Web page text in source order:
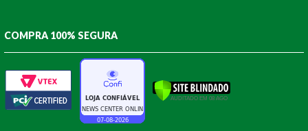
COMPRA 100% SEGURA